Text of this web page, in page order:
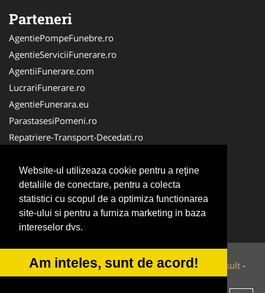
Website-ul utilizeaza cookie pentru a reţine
detaliile de conectare, pentru a colecta
statistici cu scopul de a optimiza functionarea
site-ului si pentru a furniza marketing in baza
intereselor dvs.
Am inteles, sunt de acord!
Parteneri
AgentiePompeFunebre.ro
AgentieServiciiFunerare.ro
AgentiiFunerare.com
LucrariFunerare.ro
AgentieFunerara.eu
ParastasesiPomeni.ro
Repatriere-Transport-Decedati.ro
CasaFunerara.com
NonStopDeschis.ro
NonStopFunerare.ro
Transport-Funerar.com
© 2014-2026 Powered byVilonMedia&Tokaido Consult -
ANPC SOL